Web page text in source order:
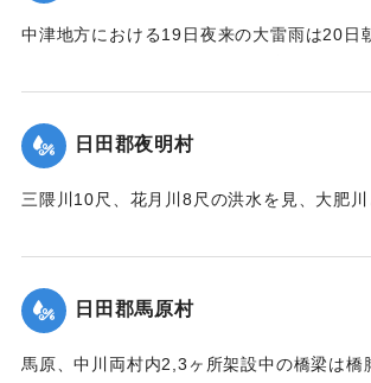
｜固有コード:00275063
【出典：大分新聞 大正12年6月22日 朝刊4
中津地方における19日夜来の大雷雨は20日
た。これと同時に中津市外豊田村鐘紡支店
ど泥の海と化し、浸水家屋200戸以上に達し
近数十戸は濁流のため、床下を洗われ刻々
防組合はほとんど全部出動して万一を警戒
宵警戒を続けた。21日は朝から小雨模様で
たが、下毛郡平坦部では大部分田植えして
の被害はほとんどなかった。
日田郡夜明村
三隈川10尺、花月川8尺の洪水を見、大肥
た。
【出典：大分新聞 大正12年6月22日 朝刊7面
｜固有コード:00275057
日田郡馬原村
馬原、中川両村内2,3ヶ所架設中の橋梁は橋